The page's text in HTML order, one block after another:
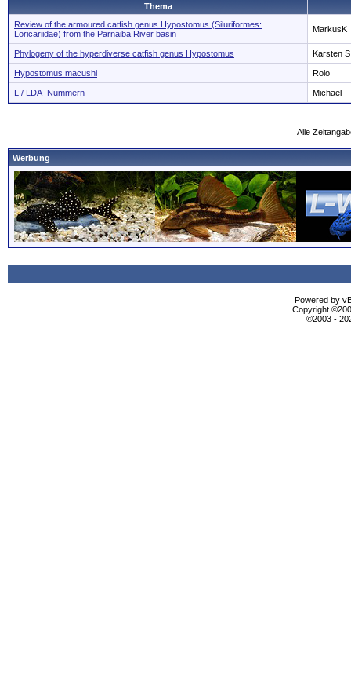
Thema
Review of the armoured catfish genus Hypostomus (Siluriformes:
Loricariidae) from the Parnaiba River basin
MarkusK
Phylogeny of the hyperdiverse catfish genus Hypostomus Karsten
Hypostomus macushi Rolo
L / LDA -Nummern Michael
Alle
Werbung
Powered by
Copyright
©2003 -